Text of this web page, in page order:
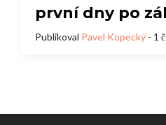
první dny po
průvodce
Publikoval Pavel Kopecký - 1